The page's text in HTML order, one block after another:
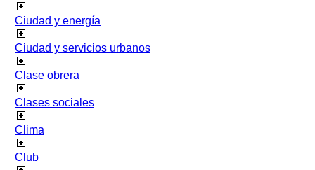
Ciudad y energía
Ciudad y servicios urbanos
Clase obrera
Clases sociales
Clima
Club